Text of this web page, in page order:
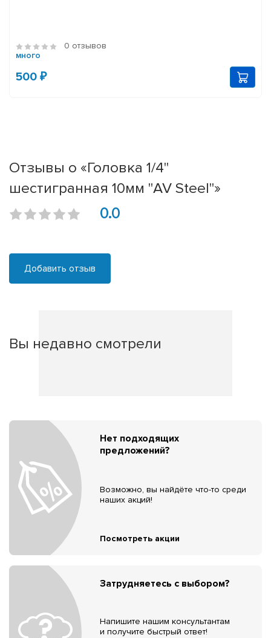
0 отзывов
много
500 ₽
Отзывы о «Головка 1/4"
шестигранная 10мм "AV Steel"»
0.0
Добавить отзыв
Вы недавно смотрели
Нет подходящих
предложений?
Возможно, вы найдёте что-то среди
наших акций!
Посмотреть акции
Затрудняетесь с выбором?
Напишите нашим консультантам
и получите быстрый ответ!